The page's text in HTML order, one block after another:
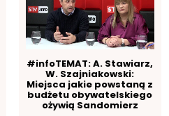
#infoTEMAT: A. Stawiarz,
W. Szajniakowski:
Miejsca jakie powstaną z
budżetu obywatelskiego
ożywią Sandomierz